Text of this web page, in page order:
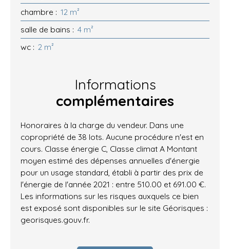
chambre : 12 m²
salle de bains : 4 m²
wc : 2 m²
Informations
complémentaires
Honoraires à la charge du vendeur. Dans une
copropriété de 38 lots. Aucune procédure n'est en
cours. Classe énergie C, Classe climat A Montant
moyen estimé des dépenses annuelles d'énergie
pour un usage standard, établi à partir des prix de
l'énergie de l'année 2021 : entre 510.00 et 691.00 €.
Les informations sur les risques auxquels ce bien
est exposé sont disponibles sur le site Géorisques :
georisques.gouv.fr.